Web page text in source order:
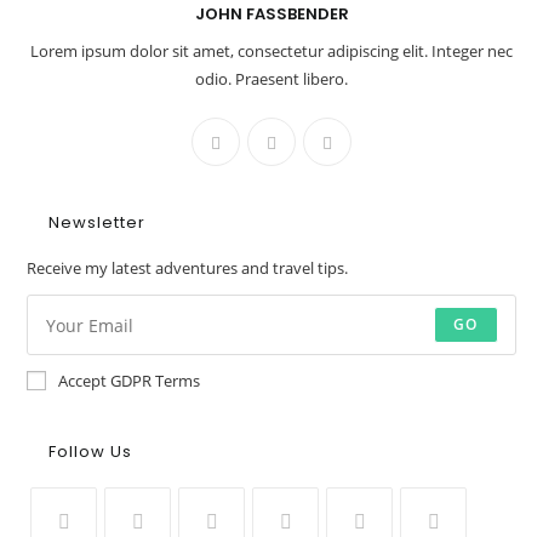
JOHN FASSBENDER
Lorem ipsum dolor sit amet, consectetur adipiscing elit. Integer nec
odio. Praesent libero.
Newsletter
Receive my latest adventures and travel tips.
GO
Accept GDPR Terms
Follow Us